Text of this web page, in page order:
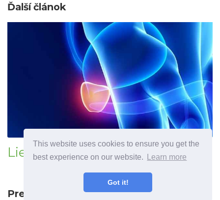
This website uses cookies to ensure you get the
best experience on our website.
Learn more
Got it!
Ďalší článok
Liečba zväčšenej prostaty
Predchádzajúci článok